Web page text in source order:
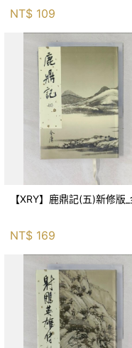
NT$ 109
【XRY】鹿鼎記(五)新修版
NT$ 169